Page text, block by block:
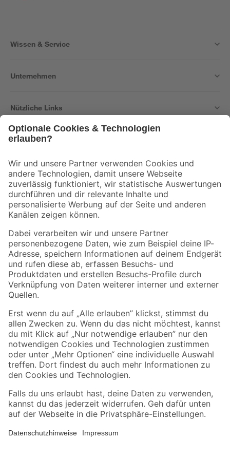
Wissen & Service
Unternehmen
Nützliche Links
Der toom Newsletter: Keine Angebote und Aktionen mehr verpassen!
Zur Newsletter Anmeldung
Folge uns
Zahlungsarten Versandarten
Sicher einkaufen
Jetzt die toom-App herunterladen
Alle Preisangaben in EUR inkl. gesetzl. MwSt.. Die dargestellten Angebote sind unter
Umständen nicht in allen Märkten verfügbar. Die angegebenen Verfügbarkeiten beziehen
Produkte nur solange der Vorrat reicht.
*Paketversand ab 59 € versandkostenfrei, gilt nicht für Artikel mit Speditionsversand, hier